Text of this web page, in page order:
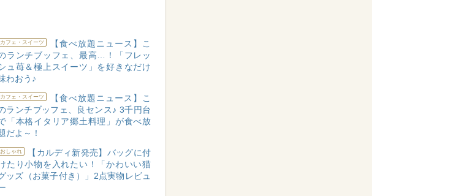
カフェ・スイーツ
【食べ放題ニュース】こ
ランチブッフェ、最高…！「フレッ
ュ苺＆極上スイーツ」を好きなだけ
わおう♪
カフェ・スイーツ
【食べ放題ニュース】こ
ランチブッフェ、良センス♪ 3千円台
「本格イタリア郷土料理」が食べ放
だよ～！
おしゃれ
【カルディ新発売】バッグに付
たり小物を入れたい！「かわいい猫
ッズ（お菓子付き）」2点実物レビュ